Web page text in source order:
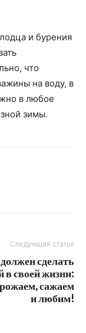
и бурения
что
на воду, в
в любое
зимы.
Следующая статья
сделать
своей жизни:
сажаем
и любим!